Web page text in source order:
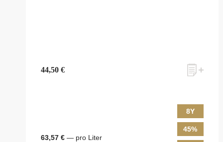
44,50 €
63,57 € — pro Liter
8Y
45%